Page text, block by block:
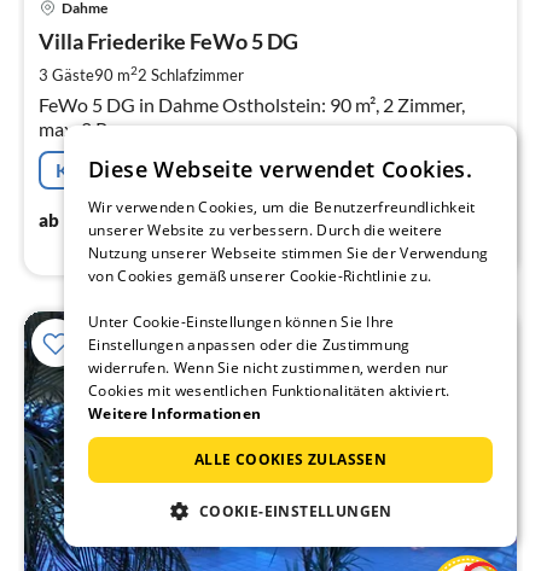
Dahme
Villa Friederike FeWo 5 DG
3 Gäste90 m22 Schlafzimmer
FeWo 5 DG in Dahme Ostholstein: 90 m², 2 Zimmer,
max. 2 Personen.
Kostenfreie Stornierung
ab 92€ / Nacht
Diese Webseite verwendet Cookies.
Wir verwenden Cookies, um die Benutzerfreundlichkeit
unserer Website zu verbessern. Durch die weitere
Nutzung unserer Webseite stimmen Sie der Verwendung
von Cookies gemäß unserer Cookie-Richtlinie zu.
Unter Cookie-Einstellungen können Sie Ihre
Einstellungen anpassen oder die Zustimmung
widerrufen. Wenn Sie nicht zustimmen, werden nur
Cookies mit wesentlichen Funktionalitäten aktiviert.
Weitere Informationen
ALLE COOKIES ZULASSEN
COOKIE-EINSTELLUNGEN